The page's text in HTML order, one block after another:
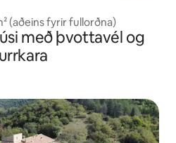
(aðeins fyrir fullorðna)
með þvottavél og